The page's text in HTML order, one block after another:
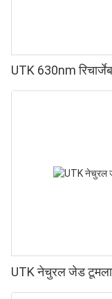
UTK 630nm
UTK नेचुरल जेड